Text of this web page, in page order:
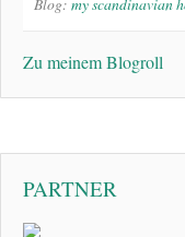
Blog: my scandinavian
Zu meinem Blogroll
PARTNER